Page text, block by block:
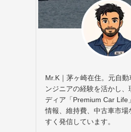
Mr.K｜茅ヶ崎在住。元自
ンジニアの経験を活かし、
ディア「Premium Car Life
情報、維持費、中古車市場
すく発信しています。